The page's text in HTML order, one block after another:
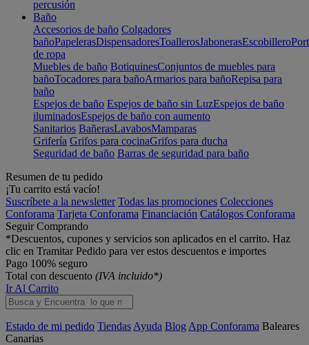
percusión
Baño
Accesorios de baño Colgadores
bañoPapelerasDispensadoresToallerosJabonerasEscobillero
de ropa
Muebles de baño BotiquinesConjuntos de muebles para
bañoTocadores para bañoArmarios para bañoRepisa para
baño
Espejos de baño Espejos de baño sin LuzEspejos de baño
iluminadosEspejos de baño con aumento
Sanitarios BañerasLavabosMamparas
Grifería Grifos para cocinaGrifos para ducha
Seguridad de baño Barras de seguridad para baño
Resumen de tu pedido
¡Tu carrito está vacío!
Suscríbete a la newsletter Todas las promociones Colecciones
Conforama Tarjeta Conforama Financiación Catálogos Conforama
Seguir Comprando
*Descuentos, cupones y servicios son aplicados en el carrito. Haz
clic en Tramitar Pedido para ver estos descuentos e importes
Pago 100% seguro
Total con descuento (IVA incluido*)
Ir Al Carrito
Estado de mi pedido Tiendas Ayuda Blog App Conforama Baleares
Canarias